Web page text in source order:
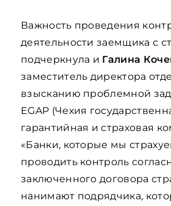
Важность проведения
деятельности заемщика с
подчеркнула и Галина
заместитель директора
взысканию проблемной
EGAP (Чехия
гарантийная и страховая
«Банки, которые мы
проводить контроль
заключенного договора
нанимают подрядчика,